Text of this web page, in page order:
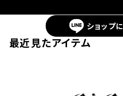
最近見たアイテム
ショップに